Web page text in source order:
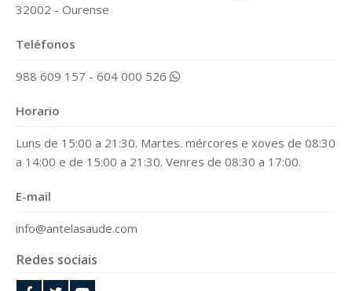
32002 - Ourense
Teléfonos
988 609 157 - 604 000 526
Horario
Luns de 15:00 a 21:30. Martes. mércores e xoves de 08:30
a 14:00 e de 15:00 a 21:30. Venres de 08:30 a 17:00.
E-mail
info@antelasaude.com
Redes sociais